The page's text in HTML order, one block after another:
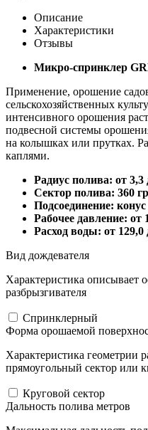
Описание
Характеристики
Отзывы
Микро-спринклер
Применение, орошение
сельскохозяйственных
интенсивного орошения
подвесной системы
на колышках или прутках.
каплями.
Радиус полива: от 3,3
Сектор полива: 360
Подсоединение:
Рабочее давление: от
Расход воды: от 129,0
Вид дождевателя
Характеристика описывает
разбрызгивателя
Спринклерный
Форма орошаемой
Характеристика геометрии
прямоугольный сектор или
Круговой сектор
Дальность полива метров